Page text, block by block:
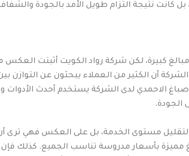
كانت نتيجة التزام طويل الأمد بالجودة
كبيرة، لكن شركة رواد الكويت أثبتت العكس
أن الكثير من العملاء يبحثون عن التوازن بين
الاحمدي لدى الشركة يستخدم أحدث الأدوات
الجودة.
لتقليل مستوى الخدمة، بل على العكس فهي ترى
بأسعار مدروسة تناسب الجميع. كذلك فإن